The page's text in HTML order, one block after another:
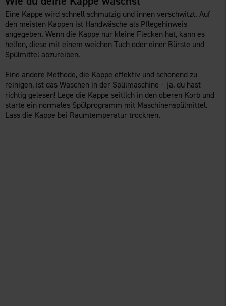
Eine Kappe wird schnell schmutzig und innen verschwitzt. Auf
den meisten Kappen ist Handwäsche als Pflegehinweis
angegeben. Wenn die Kappe nur kleine Flecken hat, kann es
helfen, diese mit einem weichen Tuch oder einer Bürste und
Spülmittel abzureiben.
Eine andere Methode, die Kappe effektiv und schonend zu
reinigen, ist das Waschen in der Spülmaschine – ja, du hast
richtig gelesen! Lege die Kappe seitlich in den oberen Korb und
starte ein normales Spülprogramm mit Maschinenspülmittel.
Lass die Kappe bei Raumtemperatur trocknen.